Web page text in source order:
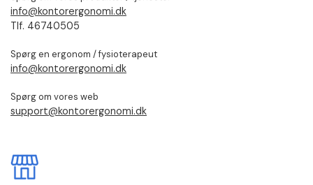
info@kontorergonomi.dk
Tlf. 46740505
Spørg en ergonom / fysioterapeut
info@kontorergonomi.dk
Spørg om vores web
support@kontorergonomi.dk